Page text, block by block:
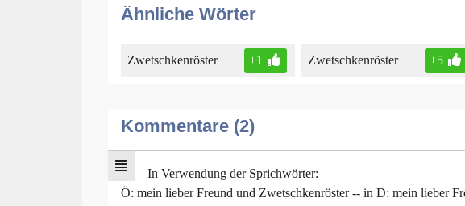
Ähnliche Wörter
Zwetschkenröster +1 Zwetschkenröster +5
Kommentare (2)
In Verwendung der Sprichwörter:
Ö: mein lieber Freund und Zwetschkenröster -- in D: mein lieber